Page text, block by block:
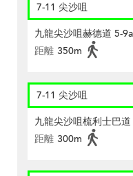
7-11 尖沙咀
九龍尖沙咀赫德道 5-
距離 350m
7-11 尖沙咀
九龍尖沙咀梳利士巴
距離 300m